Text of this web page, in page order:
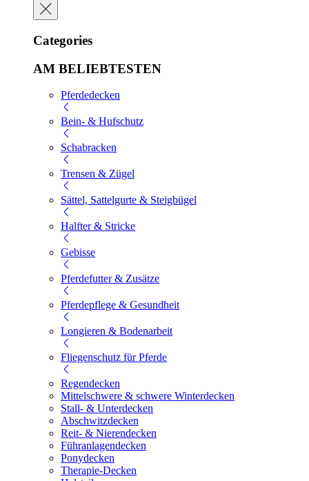
Categories
AM BELIEBTESTEN
Pferdedecken
Bein- & Hufschutz
Schabracken
Trensen & Zügel
Sättel, Sattelgurte & Steigbügel
Halfter & Stricke
Gebisse
Pferdefutter & Zusätze
Pferdepflege & Gesundheit
Longieren & Bodenarbeit
Fliegenschutz für Pferde
Regendecken
Mittelschwere & schwere Winterdecken
Stall- & Unterdecken
Abschwitzdecken
Reit- & Nierendecken
Führanlagendecken
Ponydecken
Therapie-Decken